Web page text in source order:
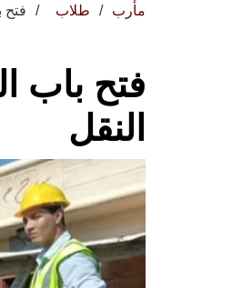
مأرب طلاب فتح
فتح باب
النقل